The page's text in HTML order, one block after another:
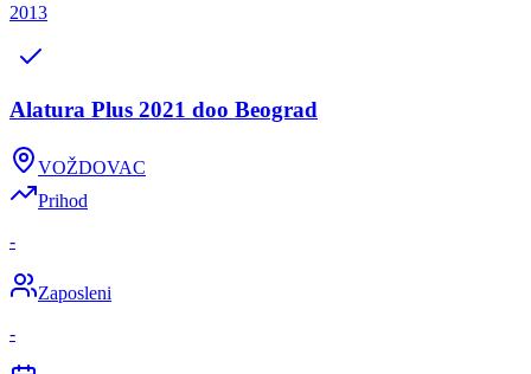
2013
Alatura Plus 2021 doo Beograd
VOŽDOVAC
Prihod
-
Zaposleni
-